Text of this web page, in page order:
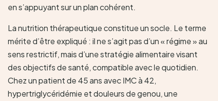
en s’appuyant sur un plan cohérent.
La nutrition thérapeutique constitue un socle. Le terme
mérite d’être expliqué : il ne s’agit pas d’un « régime » au
sens restrictif, mais d’une stratégie alimentaire visant
des objectifs de santé, compatible avec le quotidien.
Chez un patient de 45 ans avec IMC à 42,
hypertriglycéridémie et douleurs de genou, une